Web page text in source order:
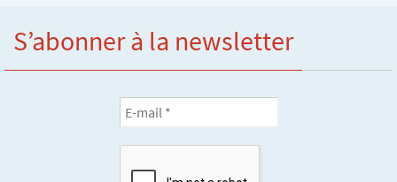
S’abonner à la newsletter